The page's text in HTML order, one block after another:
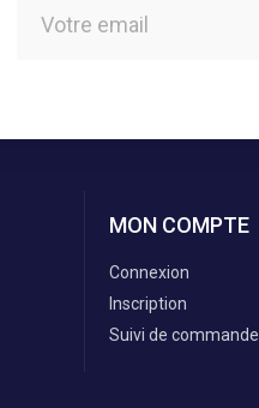
MON COMPTE
Connexion
Inscription
Suivi de commande